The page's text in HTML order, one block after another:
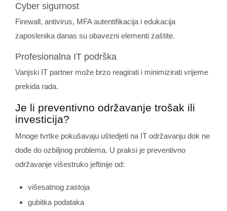
Cyber sigurnost
Firewall, antivirus, MFA autentifikacija i edukacija
zaposlenika danas su obavezni elementi zaštite.
Profesionalna IT podrška
Vanjski IT partner može brzo reagirati i minimizirati vrijeme
prekida rada.
Je li preventivno održavanje trošak ili
investicija?
Mnoge tvrtke pokušavaju uštedjeti na IT održavanju dok ne
dođe do ozbiljnog problema. U praksi je preventivno
održavanje višestruko jeftinije od:
višesatnog zastoja
gubitka podataka